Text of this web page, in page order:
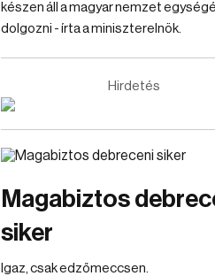
készen áll a magyar nemzet
dolgozni - írta a miniszterelnök.
Hirdetés
Magabiztos
siker
Igaz, csak edzőmeccsen.